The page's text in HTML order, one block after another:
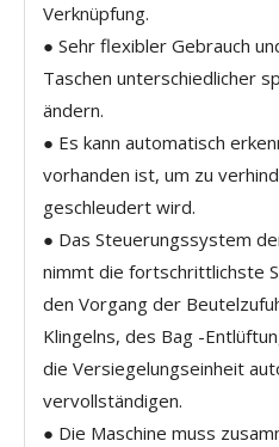
Verknüpfung.
● Sehr flexibler Gebrauch
Taschen unterschiedlicher
ändern.
● Es kann automatisch
vorhanden ist, um zu
geschleudert wird.
● Das Steuerungssystem
nimmt die fortschrittlichste
den Vorgang der
Klingelns, des Bag -
die Versiegelungseinheit
vervollständigen.
● Die Maschine muss